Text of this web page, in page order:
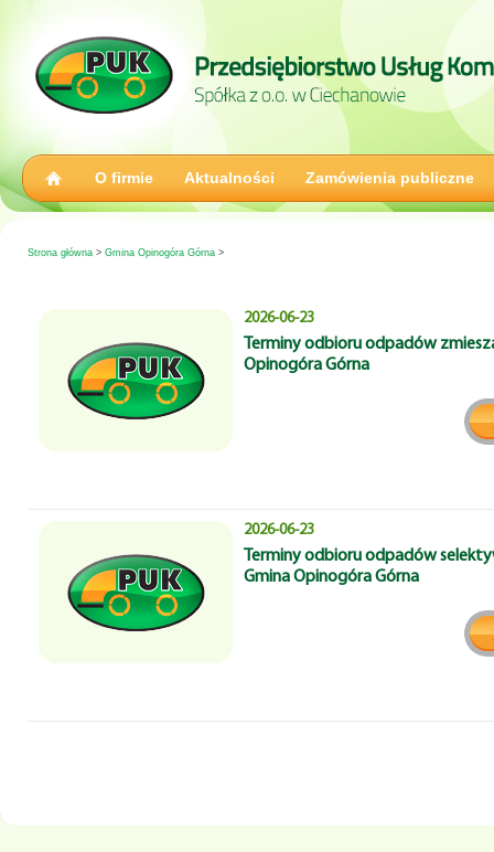
O firmie Aktualności Zamówienia publiczne
Strona główna> Gmina Opinogóra Górna>
2026-06-23
Terminy odbioru odpadów
Opinogóra Górna
2026-06-23
Terminy odbioru odpadów
Gmina Opinogóra Górna